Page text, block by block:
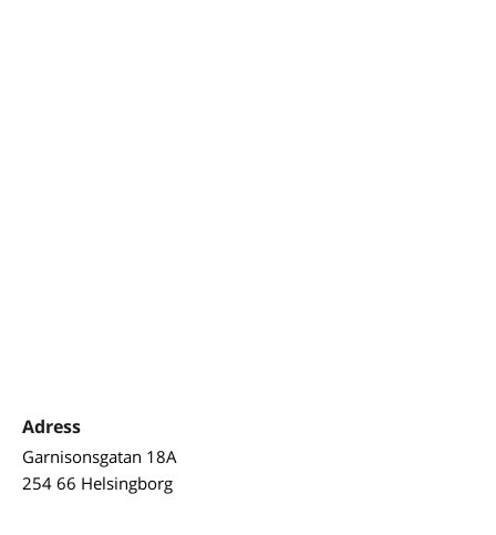
Adress
Garnisonsgatan 18A
254 66 Helsingborg